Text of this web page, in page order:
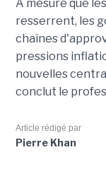
À mesure que
resserrent, les
chaînes
pressions
nouvelles
conclut le
Article rédigé par
Pierre Khan